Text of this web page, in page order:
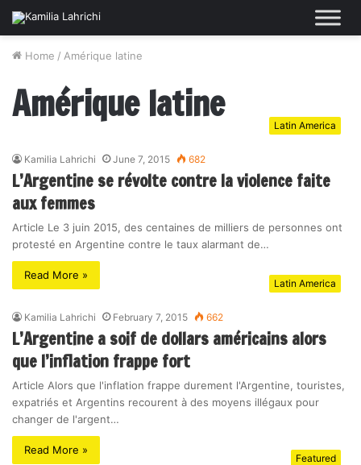
Home / Amérique latine
Amérique latine Latin America
Kamilia Lahrichi June 7, 2015 682
L’Argentine se révolte contre la violence faite
aux femmes
Article Le 3 juin 2015, des centaines de milliers de personnes ont
protesté en Argentine contre le taux alarmant de…
Read More »
Latin America
Kamilia Lahrichi February 7, 2015 662
L’Argentine a soif de dollars américains alors
que l’inflation frappe fort
Article Alors que l'inflation frappe durement l'Argentine, touristes,
expatriés et Argentins recourent à des moyens illégaux pour
changer de l'argent…
Read More »
Featured